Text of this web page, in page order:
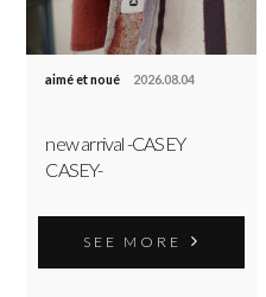
aimé et noué 2026.08.04
new arrival -CASEY
CASEY-
SEE MORE